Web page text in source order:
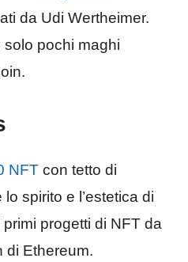
da Udi Wertheimer.
pochi maghi
NFT con tetto di
spirito e l’estetica di
progetti di NFT da
di Ethereum.